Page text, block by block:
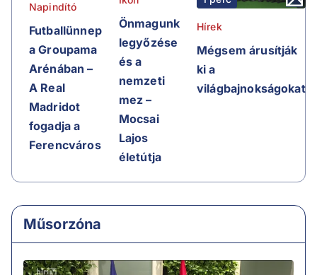
Napindító
Futballünnep
a Groupama
Arénában –
A Real
Madridot
fogadja a
Ferencváros
Önmagunk
legyőzése
és a
nemzeti
mez –
Mocsai
Lajos
életútja
Hírek
Mégsem árusítják
ki a
világbajnokságokat
Műsorzóna